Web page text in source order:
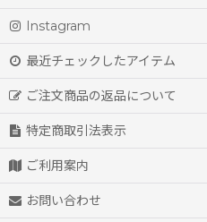
Instagram
最近チェックしたアイテム
ご注文商品の返品について
特定商取引法表示
ご利用案内
お問い合わせ